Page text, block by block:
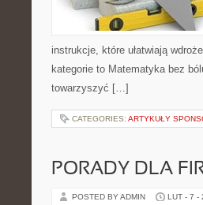
instrukcje, które ułatwiają
kategorie to Matematyka bez
towarzyszyć […]
CATEGORIES: ARTYKUŁY
PORADY DLA
POSTED BY ADMIN LUT - 7 -